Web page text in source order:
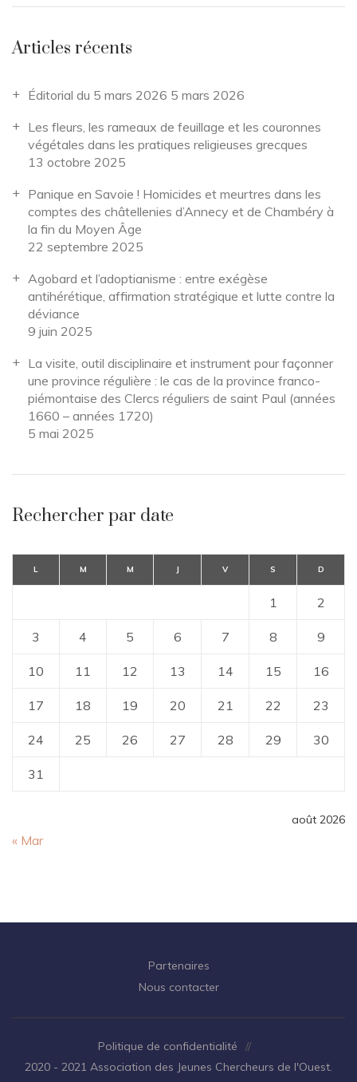
Articles récents
Éditorial du 5 mars 2026 5 mars 2026
Les fleurs, les rameaux de feuillage et les couronnes
végétales dans les pratiques religieuses grecques
13 octobre 2025
Panique en Savoie ! Homicides et meurtres dans les
comptes des châtellenies d’Annecy et de Chambéry à
la fin du Moyen Âge
22 septembre 2025
Agobard et l’adoptianisme : entre exégèse
antihérétique, affirmation stratégique et lutte contre la
déviance
9 juin 2025
La visite, outil disciplinaire et instrument pour façonner
une province régulière : le cas de la province franco-
piémontaise des Clercs réguliers de saint Paul (années
1660 – années 1720)
5 mai 2025
Rechercher par date
août 2026
L M M J V S D
1 2
3 4 5 6 7 8 9
10 11 12 13 14 15 16
17 18 19 20 21 22 23
24 25 26 27 28 29 30
31
« Mar
Partenaires
Nous contacter
Politique de confidentialité
//
2020 - 2021 Association des Jeunes Chercheurs de l'Ouest.